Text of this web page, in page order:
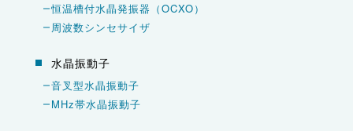
恒温槽付水晶発振器（OCXO）
周波数シンセサイザ
水晶振動子
音叉型水晶振動子
MHz帯水晶振動子